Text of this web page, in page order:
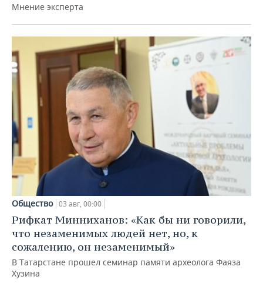
Мнение эксперта
Общество 03 авг, 00:00
Рифкат Минниханов: «Как бы ни говорили,
что незаменимых людей нет, но, к
сожалению, он незаменимый»
В Татарстане прошел семинар памяти археолога Фаяза
Хузина